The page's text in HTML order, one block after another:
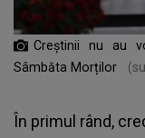
Creștinii nu au
Sâmbăta Morților
În primul rând,